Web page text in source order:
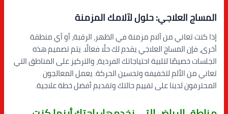
المساج العلاجي: حلول لآلامك المزمنة
إذا كنت تعاني من آلام مزمنة في الظهر، الرقبة، أو أي منطقة
أخرى، فإن المساج العلاجي يقدم لك حلًا فعالًا. يتم تصميم هذه
الجلسات خصيصًا لتلبية احتياجاتك الفردية، والتركيز على المناطق التي
تعاني من الألم لتخفيفه وتحسين الحركة. يعمل المعالجون
المحترفون لدينا على تقييم حالتك وتقديم أفضل خطة علاجية.